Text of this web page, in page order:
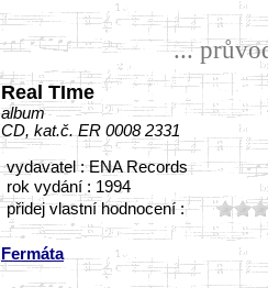
...
Real TIme
album
CD, kat.č. ER 0008 2331
vydavatel : ENA Records
rok vydání : 1994
přidej vlastní hodnocení :
Fermáta